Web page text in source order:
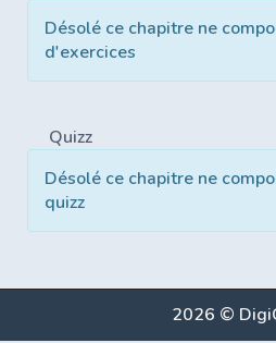
Désolé ce chapitre ne
d'exercices
Quizz
Désolé ce chapitre ne
quizz
2026 ©